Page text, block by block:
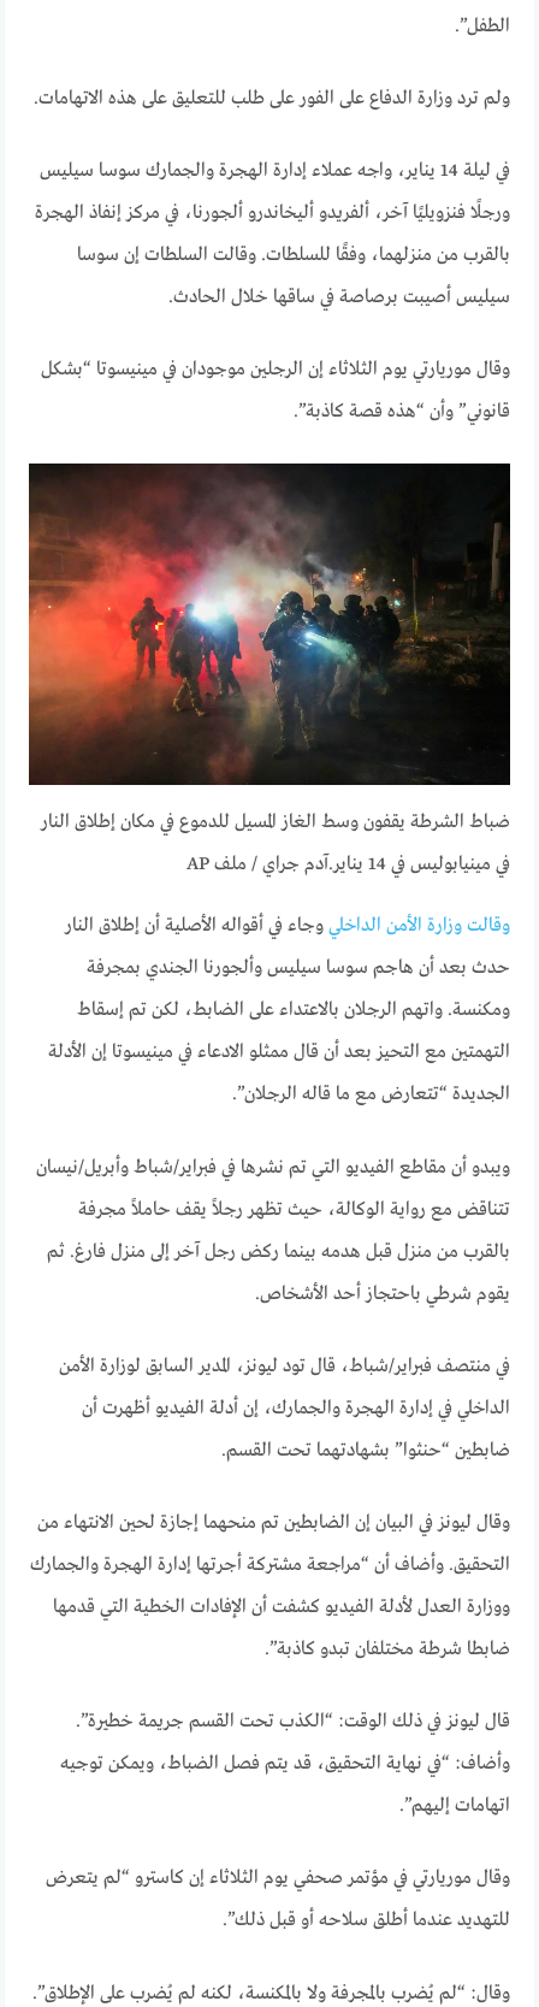
الطفل”.
ولم ترد وزارة الدفاع على الفور على طلب للتعليق على هذه الاتهامات.
في ليلة 14 يناير، واجه عملاء إدارة الهجرة والجمارك سوسا سيليس
ورجلًا فنزويليًا آخر، ألفريدو أليخاندرو ألجورنا، في مركز إنفاذ الهجرة
بالقرب من منزلهما، وفقًا للسلطات. وقالت السلطات إن سوسا
سيليس أصيبت برصاصة في ساقها خلال الحادث.
وقال موريارتي يوم الثلاثاء إن الرجلين موجودان في مينيسوتا “بشكل
قانوني” وأن “هذه قصة كاذبة”.
ضباط الشرطة يقفون وسط الغاز المسيل للدموع في مكان إطلاق النار
في مينيابوليس في 14 يناير.
آدم جراي / ملف AP
وقالت وزارة الأمن الداخلي وجاء في أقواله الأصلية أن إطلاق النار
حدث بعد أن هاجم سوسا سيليس وألجورنا الجندي بمجرفة
ومكنسة. واتهم الرجلان بالاعتداء على الضابط، لكن تم إسقاط
التهمتين مع التحيز بعد أن قال ممثلو الادعاء في مينيسوتا إن الأدلة
الجديدة “تتعارض مع ما قاله الرجلان”.
ويبدو أن مقاطع الفيديو التي تم نشرها في فبراير/شباط وأبريل/نيسان
تتناقض مع رواية الوكالة، حيث تظهر رجلاً يقف حاملاً مجرفة
بالقرب من منزل قبل هدمه بينما ركض رجل آخر إلى منزل فارغ. ثم
يقوم شرطي باحتجاز أحد الأشخاص.
في منتصف فبراير/شباط، قال تود ليونز، المدير السابق لوزارة الأمن
الداخلي في إدارة الهجرة والجمارك، إن أدلة الفيديو أظهرت أن
ضابطين “حنثوا” بشهادتهما تحت القسم.
وقال ليونز في البيان إن الضابطين تم منحهما إجازة لحين الانتهاء من
التحقيق. وأضاف أن “مراجعة مشتركة أجرتها إدارة الهجرة والجمارك
ووزارة العدل لأدلة الفيديو كشفت أن الإفادات الخطية التي قدمها
ضابطا شرطة مختلفان تبدو كاذبة”.
قال ليونز في ذلك الوقت: “الكذب تحت القسم جريمة خطيرة”.
وأضاف: “في نهاية التحقيق، قد يتم فصل الضباط، ويمكن توجيه
اتهامات إليهم”.
وقال موريارتي في مؤتمر صحفي يوم الثلاثاء إن كاسترو “لم يتعرض
للتهديد عندما أطلق سلاحه أو قبل ذلك”.
وقال: “لم يُضرب بالمجرفة ولا بالمكنسة، لكنه لم يُضرب على الإطلاق”.